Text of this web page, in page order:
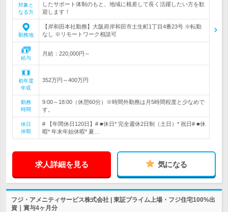
対象と
なる方
したサポート体制のもと、地域に根差して長く活躍したい方を歓
迎します！
勤務地
【岸和田本社勤務】大阪府岸和田市土生町1丁目4番23号 ※転勤
なし ※リモートワーク相談可
給与
月給：220,000円～
初年度
年収
352万円～400万円
勤務
時間
9:00～18:00（休憩60分）※時間外勤務は月5時間程度と少なめで
す。
休日
休暇
# 【年間休日120日】# ■休日* 完全週休2日制（土日）* 祝日# ■休
暇* 年末年始休暇* 夏…
求人詳細を見る 気になる
フジ・アメニティサービス株式会社 | 東証プライム上場・フジ住宅100%出
資｜賞与4ヶ月分